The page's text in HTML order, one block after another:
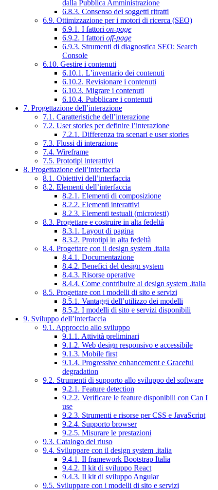
dalla Pubblica Amministrazione
6.8.3. Consenso dei soggetti ritratti
6.9. Ottimizzazione per i motori di ricerca (SEO)
6.9.1. I fattori on-page
6.9.2. I fattori off-page
6.9.3. Strumenti di diagnostica SEO: Search
Console
6.10. Gestire i contenuti
6.10.1. L’inventario dei contenuti
6.10.2. Revisionare i contenuti
6.10.3. Migrare i contenuti
6.10.4. Pubblicare i contenuti
7. Progettazione dell’interazione
7.1. Caratteristiche dell’interazione
7.2. User stories per definire l’interazione
7.2.1. Differenza tra scenari e user stories
7.3. Flussi di interazione
7.4. Wireframe
7.5. Prototipi interattivi
8. Progettazione dell’interfaccia
8.1. Obiettivi dell’interfaccia
8.2. Elementi dell’interfaccia
8.2.1. Elementi di composizione
8.2.2. Elementi interattivi
8.2.3. Elementi testuali (microtesti)
8.3. Progettare e costruire in alta fedeltà
8.3.1. Layout di pagina
8.3.2. Prototipi in alta fedeltà
8.4. Progettare con il design system .italia
8.4.1. Documentazione
8.4.2. Benefici del design system
8.4.3. Risorse operative
8.4.4. Come contribuire al design system .italia
8.5. Progettare con i modelli di sito e servizi
8.5.1. Vantaggi dell’utilizzo dei modelli
8.5.2. I modelli di sito e servizi disponibili
9. Sviluppo dell’interfaccia
9.1. Approccio allo sviluppo
9.1.1. Attività preliminari
9.1.2. Web design responsivo e accessibile
9.1.3. Mobile first
9.1.4. Progressive enhancement e Graceful
degradation
9.2. Strumenti di supporto allo sviluppo del software
9.2.1. Feature detection
9.2.2. Verificare le feature disponibili con Can I
use
9.2.3. Strumenti e risorse per CSS e JavaScript
9.2.4. Supporto browser
9.2.5. Misurare le prestazioni
9.3. Catalogo del riuso
9.4. Sviluppare con il design system .italia
9.4.1. Il framework Bootstrap Italia
9.4.2. Il kit di sviluppo React
9.4.3. Il kit di sviluppo Angular
9.5. Sviluppare con i modelli di sito e servizi